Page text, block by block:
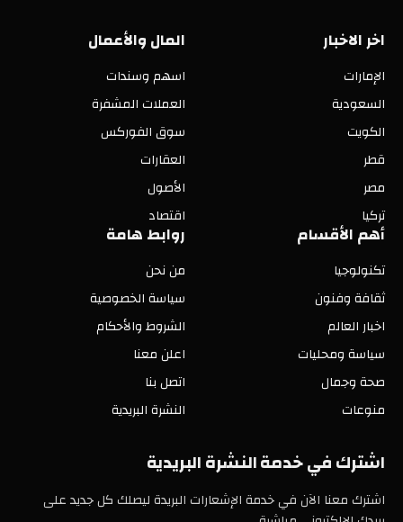
اخر الاخبار
الإمارات
السعودية
الكويت
قطر
مصر
تركيا
المال والأعمال
اسهم وسندات
العملات المشفرة
سوق الفوركس
العقارات
الأصول
اقتصاد
أهم الأقسام
تكنولوجيا
ثقافة وفنون
اخبار العالم
سياسة ومحليات
صحة وجمال
منوعات
روابط هامة
من نحن
سياسة الخصوصية
الشروط والأحكام
اعلن معنا
اتصل بنا
النشرة البريدية
اشترك في خدمة النشرة البريدية
اشترك معنا الآن في خدمة الإشعارات البريدة ليصلك كل جديد على